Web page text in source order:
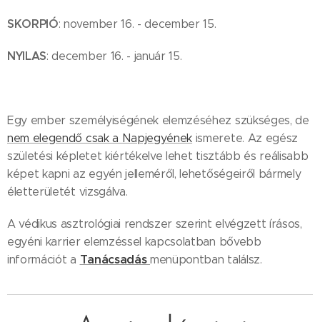
SKORPIÓ: november 16. - december 15.
NYILAS: december 16. - január 15.
Egy ember személyiségének elemzéséhez szükséges, de
nem elegendő csak a Napjegyének ismerete. Az egész
születési képletet kiértékelve lehet tisztább és reálisabb
képet kapni az egyén jelleméről, lehetőségeiről bármely
életterületét vizsgálva.
A védikus asztrológiai rendszer szerint elvégzett írásos,
egyéni karrier elemzéssel kapcsolatban bővebb
információt a Tanácsadásmenüpontban találsz.